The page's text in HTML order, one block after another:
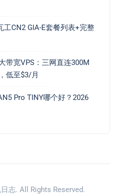
工CN2 GIA-E套餐列表+完整
带宽VPS：三网直连300M
低至$3/月
Pro TINY哪个好？2026
志. All Rights Reserved.